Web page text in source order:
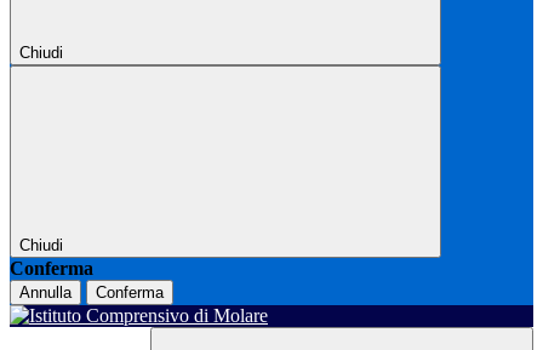
Chiudi
Chiudi
Conferma
Annulla Conferma